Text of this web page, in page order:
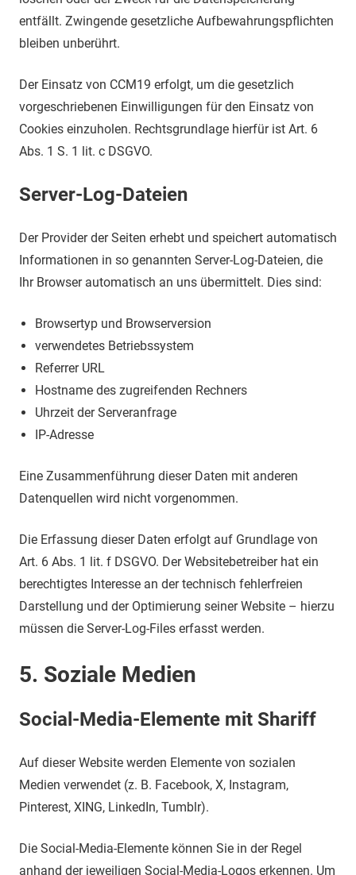
entfällt. Zwingende gesetzliche Aufbewahrungspflichten
bleiben unberührt.
Der Einsatz von CCM19 erfolgt, um die gesetzlich
vorgeschriebenen Einwilligungen für den Einsatz von
Cookies einzuholen. Rechtsgrundlage hierfür ist Art. 6
Abs. 1 S. 1 lit. c DSGVO.
Server-Log-Dateien
Der Provider der Seiten erhebt und speichert automatisch
Informationen in so genannten Server-Log-Dateien, die
Ihr Browser automatisch an uns übermittelt. Dies sind:
Browsertyp und Browserversion
verwendetes Betriebssystem
Referrer URL
Hostname des zugreifenden Rechners
Uhrzeit der Serveranfrage
IP-Adresse
Eine Zusammenführung dieser Daten mit anderen
Datenquellen wird nicht vorgenommen.
Die Erfassung dieser Daten erfolgt auf Grundlage von
Art. 6 Abs. 1 lit. f DSGVO. Der Websitebetreiber hat ein
berechtigtes Interesse an der technisch fehlerfreien
Darstellung und der Optimierung seiner Website – hierzu
müssen die Server-Log-Files erfasst werden.
5. Soziale Medien
Social-Media-Elemente mit Shariff
Auf dieser Website werden Elemente von sozialen
Medien verwendet (z. B. Facebook, X, Instagram,
Pinterest, XING, LinkedIn, Tumblr).
Die Social-Media-Elemente können Sie in der Regel
anhand der jeweiligen Social-Media-Logos erkennen. Um